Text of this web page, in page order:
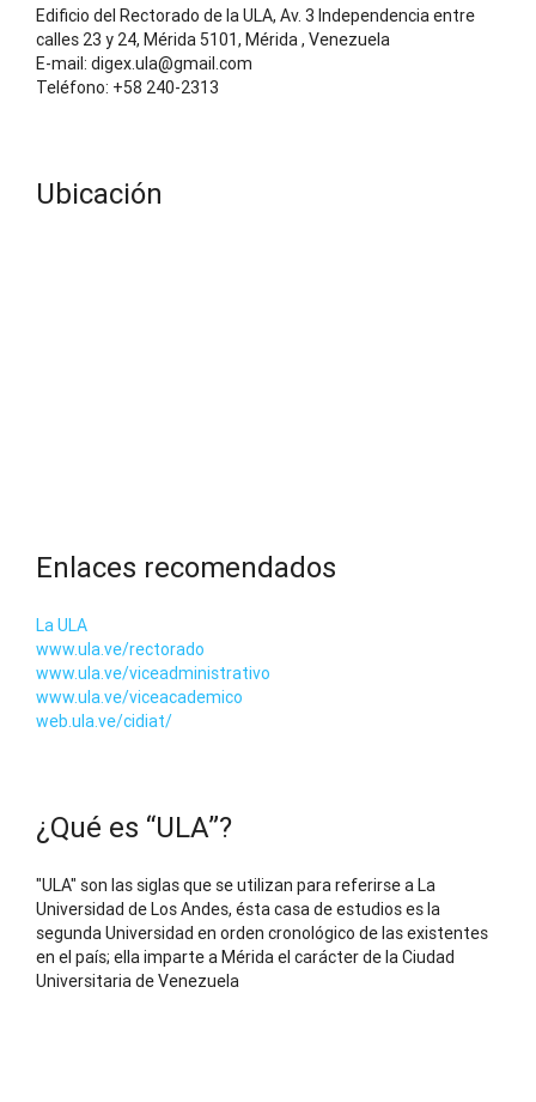
Edificio del Rectorado de la ULA, Av. 3 Independencia entre
calles 23 y 24, Mérida 5101, Mérida , Venezuela
E-mail: digex.ula@gmail.com
Teléfono: +58 240-2313
Ubicación
Enlaces recomendados
La ULA
www.ula.ve/rectorado
www.ula.ve/viceadministrativo
www.ula.ve/viceacademico
web.ula.ve/cidiat/
¿Qué es “ULA”?
"ULA" son las siglas que se utilizan para referirse a La
Universidad de Los Andes, ésta casa de estudios es la
segunda Universidad en orden cronológico de las existentes
en el país; ella imparte a Mérida el carácter de la Ciudad
Universitaria de Venezuela